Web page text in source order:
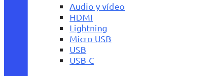
Audio y vídeo
HDMI
Lightning
Micro USB
USB
USB-C